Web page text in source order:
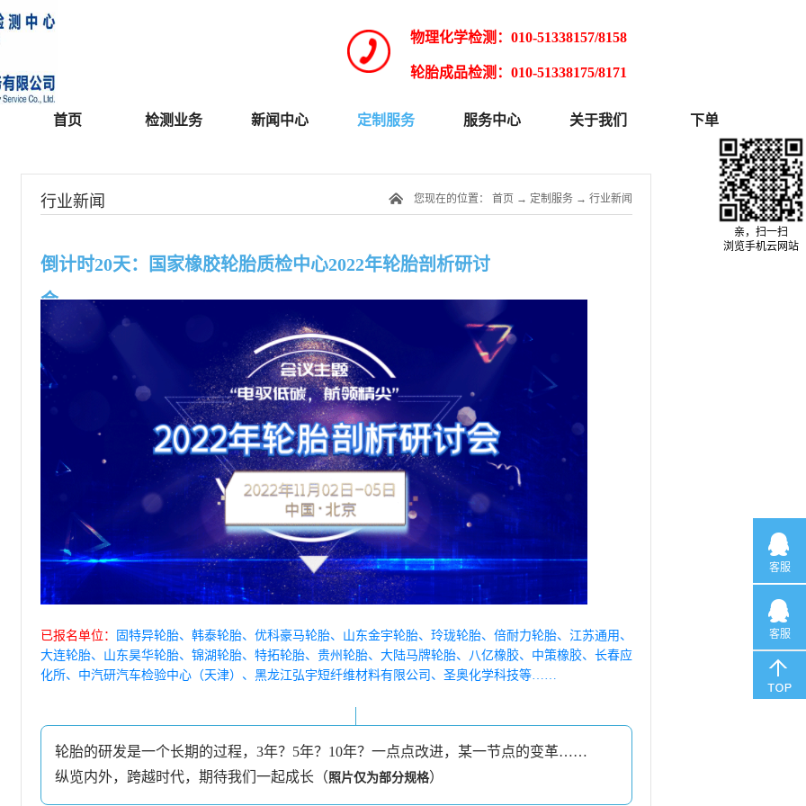
物理化学检测：010-51338157/8158
轮胎成品检测：010-51338175/8171
首页 检测业务 新闻中心 定制服务 服务中心 关于我们 下单
行业新闻 您现在的位置： 首页 → 定制服务 → 行业新闻
倒计时20天：国家橡胶轮胎质检中心2022年轮胎剖析研讨
会
已报名单位：
固特异轮胎、韩泰轮胎、优科豪马轮胎、山东金宇轮胎、玲珑轮胎、倍耐力轮胎、江苏通用、
大连轮胎、山东昊华轮胎、锦湖轮胎、特拓轮胎、贵州轮胎、大陆马牌轮胎、八亿橡胶、中策橡胶、长春应
化所、中汽研汽车检验中心（天津）、黑龙江弘宇短纤维材料有限公司、圣奥化学科技等……
轮胎的研发是一个长期的过程，3年？5年？10年？一点点改进，某一节点的变革……
纵览内外，跨越时代，期待我们一起成长（照片仅为部分规格）
客服
客服
亲，扫一扫
浏览手机云网站